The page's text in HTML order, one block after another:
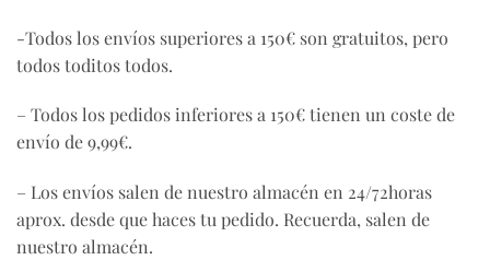
-Todos los envíos superiores a 150€ son gratuitos, pero
todos toditos todos.
– Todos los pedidos inferiores a 150€ tienen un coste de
envío de 9,99€.
– Los envíos salen de nuestro almacén en 24/72horas
aprox. desde que haces tu pedido. Recuerda, salen de
nuestro almacén.